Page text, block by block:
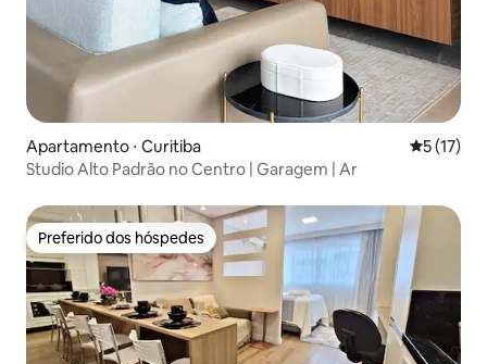
Apartamento ⋅ Curitiba 5 de uma
5 (17)
Studio Alto Padrão no Centro | Garagem | Ar
Preferido dos hóspedes
Preferido dos hóspedes